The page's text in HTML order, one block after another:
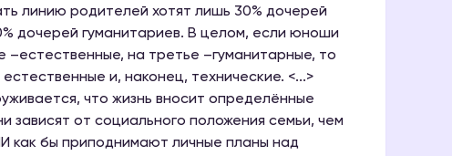
линию родителей хотят лишь 30% дочерей
дочерей гуманитариев. В целом, если юноши
на третье –гуманитарные, то
и, наконец, технические. <...>
что жизнь вносит определённые
зависят от социального положения семьи, чем
как бы приподнимают личные планы над